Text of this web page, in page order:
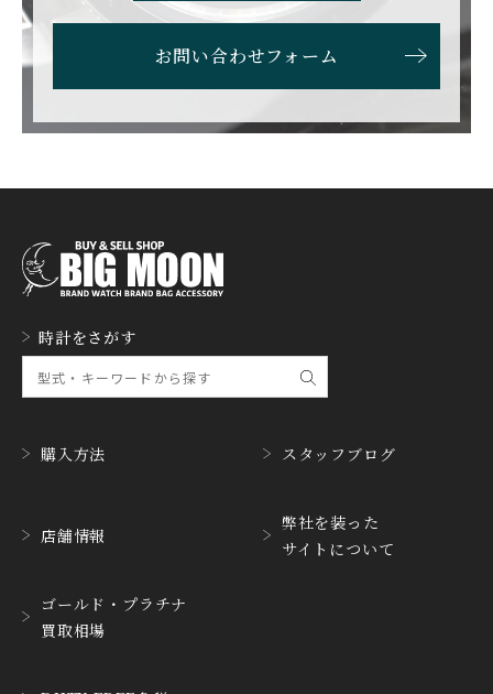
F.P.ジュルヌ
ファーブル・ルーバ フォルティス
FRANCK MULLER NT
GERALD GENTA
ジェラルド・ジェンタ
GLASHUTTE ORIGINA
L
グラスヒュッテ・オリジ
ナル
グッチ
HARRY WINSTON
HEINRICH-GEISEN
ハインリッヒ ガイセン
お問い合わせフォーム
時計をさがす
購入方法
店舗情報
ゴールド・プラチナ
買取相場
スタッフブログ
弊社を装った
サイトについて